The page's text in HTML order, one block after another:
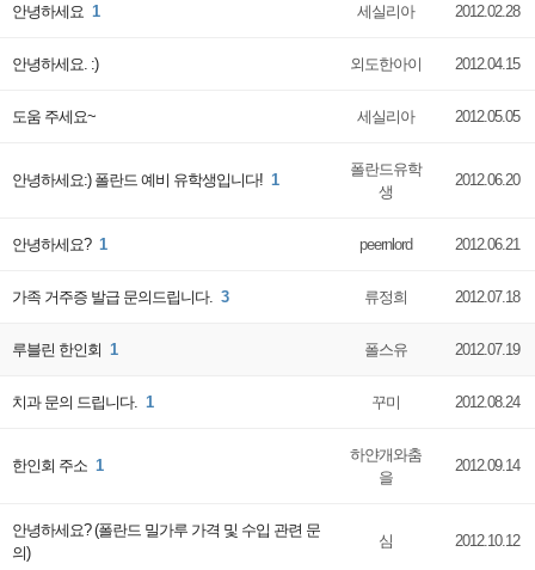
안녕하세요 1 세실리아 2012.02.28
안녕하세요. :) 외도한아이 2012.04.15
도움 주세요~ 세실리아 2012.05.05
안녕하세요:) 폴란드 예비 유학생입니다! 1
폴란드유학
생
2012.06.20
안녕하세요? 1 peernlord 2012.06.21
가족 거주증 발급 문의드립니다. 3 류정희 2012.07.18
루블린 한인회 1 폴스유 2012.07.19
치과 문의 드립니다. 1 꾸미 2012.08.24
한인회 주소 1
하얀개와춤
을
2012.09.14
안녕하세요? (폴란드 밀가루 가격 및 수입 관련 문
의)
심 2012.10.12